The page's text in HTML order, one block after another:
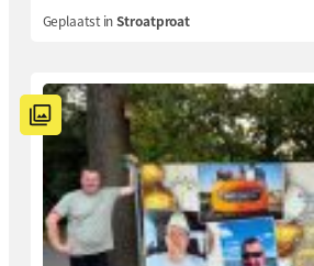
Geplaatst inStroatproat